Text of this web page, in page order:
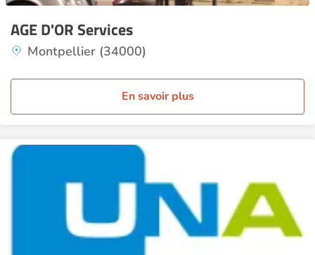
AGE D'OR Services
Montpellier (34000)
En savoir plus